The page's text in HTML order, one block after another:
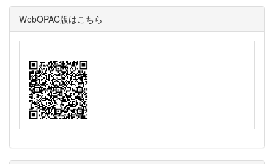
WebOPAC版はこちら